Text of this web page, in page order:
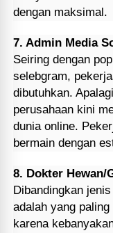
dengan maksimal.
7. Admin Media
Seiring dengan
selebgram,
dibutuhkan.
perusahaan kini
dunia online.
bermain dengan
8. Dokter Hewan/
Dibandingkan
adalah yang
karena